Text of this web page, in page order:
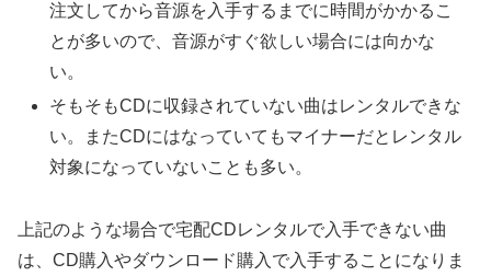
注文してから音源を入手するまでに時間がかかるこ
とが多いので、音源がすぐ欲しい場合には向かな
い。
そもそもCDに収録されていない曲はレンタルできな
い。またCDにはなっていてもマイナーだとレンタル
対象になっていないことも多い。
上記のような場合で宅配CDレンタルで入手できない曲
は、CD購入やダウンロード購入で入手することになりま